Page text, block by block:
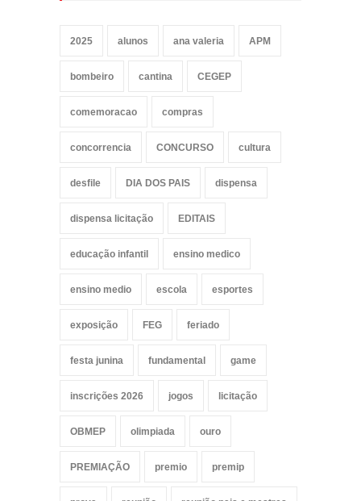
2025 alunos ana valeria APM
bombeiro cantina CEGEP
comemoracao compras
concorrencia CONCURSO cultura
desfile DIA DOS PAIS dispensa
dispensa licitação EDITAIS
educação infantil ensino medico
ensino medio escola esportes
exposição FEG feriado
festa junina fundamental game
inscrições 2026 jogos licitação
OBMEP olimpiada ouro
PREMIAÇÃO premio premip